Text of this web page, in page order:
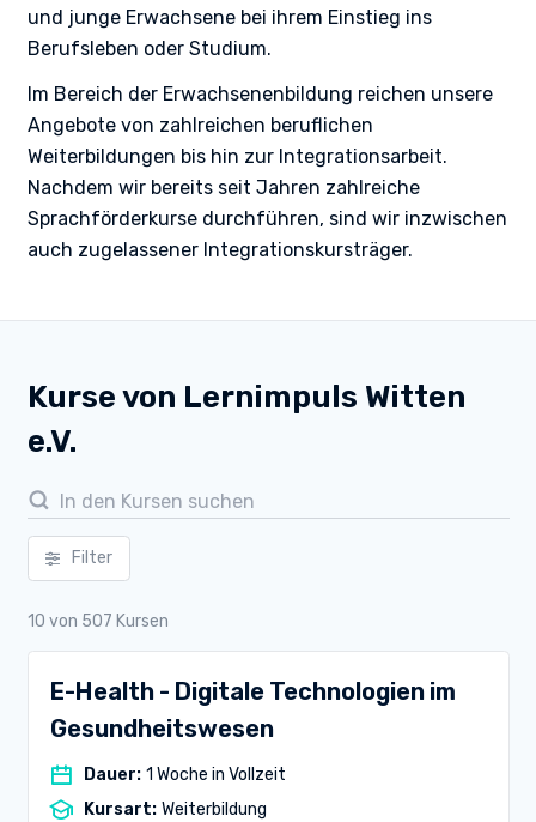
und junge Erwachsene bei ihrem Einstieg ins
Berufsleben oder Studium.
Im Bereich der Erwachsenenbildung reichen unsere
Angebote von zahlreichen beruflichen
Weiterbildungen bis hin zur Integrationsarbeit.
Nachdem wir bereits seit Jahren zahlreiche
Sprachförderkurse durchführen, sind wir inzwischen
auch zugelassener Integrationskursträger.
Kurse von Lernimpuls Witten
e.V.
Filter
10 von 507 Kursen
E-Health - Digitale Technologien im
Gesundheitswesen
Dauer: 1 Woche in Vollzeit
Kursart: Weiterbildung